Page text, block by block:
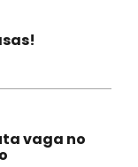
vaga no